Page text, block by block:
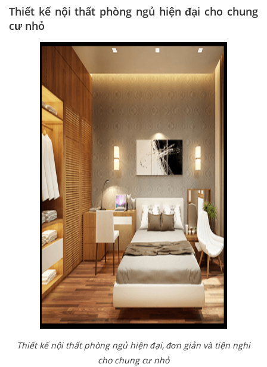
Thiết kế nội thất phòng ngủ hiện đại cho chung
cư nhỏ
Thiết kế nội thất phòng ngủ hiện đại, đơn giản và tiện nghi
cho chung cư nhỏ